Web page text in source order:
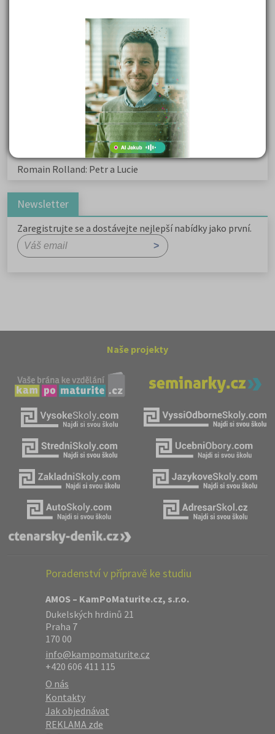
Kritika hry M. L. King v Salesiánském divadle
Důležité reakce organických sloučenin a jejich význam
Zákonitosti v elektronové struktuře
Základní charakteristiky obyvatelstva a geografie sídel
Karel Hynek Mácha: Máj
Karel Havlíček Borovský: Tyrolské elegie
Romain Rolland: Petr a Lucie
Newsletter
Zaregistrujte se a dostávejte nejlepší nabídky jako první.
Naše projekty
Poradenství v přípravě ke studiu
AMOS – KamPoMaturite.cz, s.r.o.
Dukelských hrdinů 21
Praha 7
170 00
info@kampomaturite.cz
+420 606 411 115
O nás
Kontakty
Jak objednávat
REKLAMA zde